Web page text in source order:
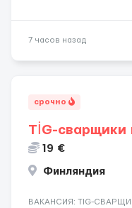
7 часов назад
срочно
TİG-
19 €
Финляндия
​​ВАКАНСИЯ: TIG-